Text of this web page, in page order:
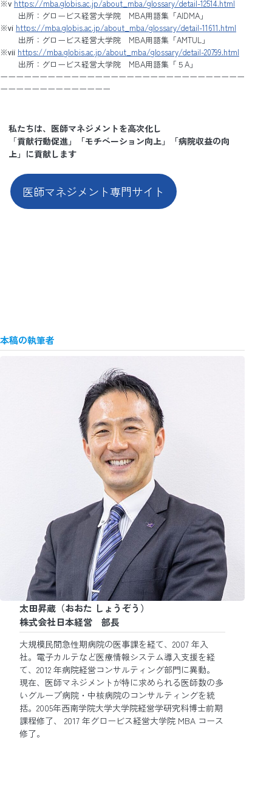
※ⅴ https://mba.globis.ac.jp/about_mba/glossary/detail-12514.html
出所：グロービス経営大学院 MBA用語集「AIDMA」
※ⅵ https://mba.globis.ac.jp/about_mba/glossary/detail-11611.html
出所：グロービス経営大学院 MBA用語集「AMTUL」
※ⅶ https://mba.globis.ac.jp/about_mba/glossary/detail-20799.html
出所：グロービス経営大学院 MBA用語集「５A」
ーーーーーーーーーーーーーーーーーーーーーーーーーーーーーーー
ーーーーーーーーーーーーーー
私たちは、医師マネジメントを高次化し
「貢献行動促進」「モチベーション向上」「病院収益の向
上」に貢献します
医師マネジメント専門サイト
本稿の執筆者
太田昇蔵（おおた しょうぞう）
株式会社日本経営 部長
大規模民間急性期病院の医事課を経て、2007 年入
社。電子カルテなど医療情報システム導入支援を経
て、2012 年病院経営コンサルティング部門に異動。
現在、医師マネジメントが特に求められる医師数の多
いグループ病院・中核病院のコンサルティングを統
括。2005年西南学院大学大学院経営学研究科博士前期
課程修了、 2017 年グロービス経営大学院 MBA コース
修了。